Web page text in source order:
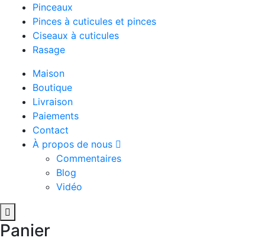
Pinceaux
Pinces à cuticules et pinces
Ciseaux à cuticules
Rasage
Maison
Boutique
Livraison
Paiements
Contact
À propos de nous
Commentaires
Blog
Vidéo
Panier